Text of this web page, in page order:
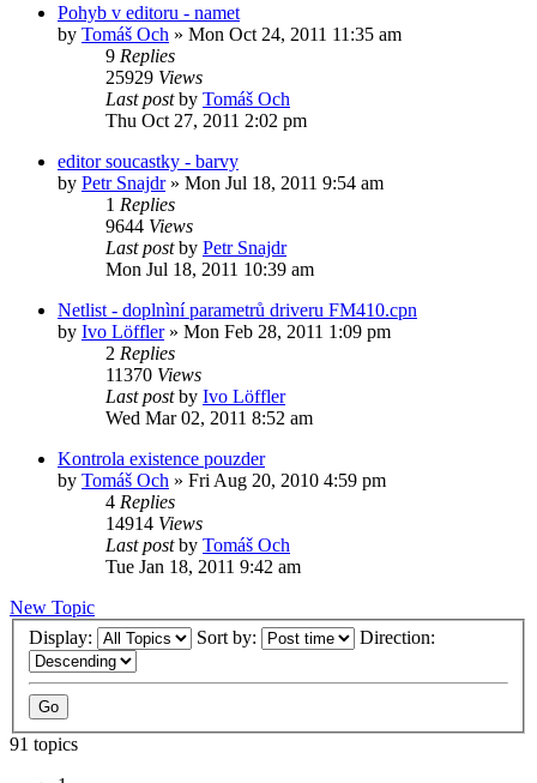
Pohyb v editoru - namet
by Tomáš Och » Mon Oct 24, 2011 11:35 am
9 Replies
25929 Views
Last postby Tomáš Och
Thu Oct 27, 2011 2:02 pm
editor soucastky - barvy
by Petr Snajdr» Mon Jul 18, 2011 9:54 am
1 Replies
9644 Views
Last postby Petr Snajdr
Mon Jul 18, 2011 10:39 am
Netlist - doplnìní parametrů driveru FM410.cpn
by Ivo Löffler» Mon Feb 28, 2011 1:09 pm
2 Replies
11370 Views
Last postby Ivo Löffler
Wed Mar 02, 2011 8:52 am
Kontrola existence pouzder
by Tomáš Och » Fri Aug 20, 2010 4:59 pm
4 Replies
14914 Views
Last postby Tomáš Och
Tue Jan 18, 2011 9:42 am
New Topic
Display:
Sort by: Direction:
91 topics